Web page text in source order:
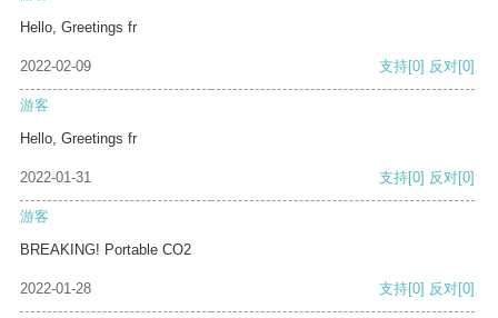
Hello, Greetings fr
2022-02-09 支持[0] 反对[0]
游客
Hello, Greetings fr
2022-01-31 支持[0] 反对[0]
游客
BREAKING! Portable CO2
2022-01-28 支持[0] 反对[0]